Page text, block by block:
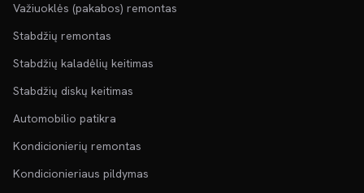
Važiuoklės (pakabos) remontas
Stabdžių remontas
Stabdžių kaladėlių keitimas
Stabdžių diskų keitimas
Automobilio patikra
Kondicionierių remontas
Kondicionieriaus pildymas